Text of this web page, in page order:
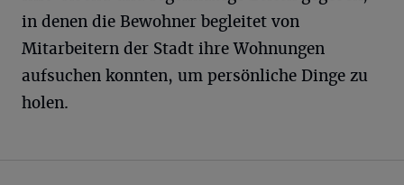
in denen die Bewohner begleitet von
Mitarbeitern der Stadt ihre Wohnungen
aufsuchen konnten, um persönliche Dinge zu
holen.